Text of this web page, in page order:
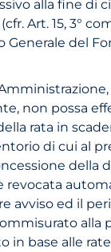
alla fine di
Art. 15, 3°
Generale del
non possa
rata in
di cui al
della
revocata
avviso ed il
alla
in base alle